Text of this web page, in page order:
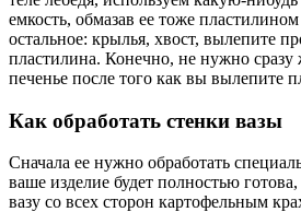
емкость, обмазав ее тоже
остальное: крылья, хвост, вылепите
пластилина. Конечно, не нужно сразу
печенье после того как вы вылепите
Как обработать стенки вазы
Сначала ее нужно обработать
ваше изделие будет полностью
вазу со всех сторон картофельным